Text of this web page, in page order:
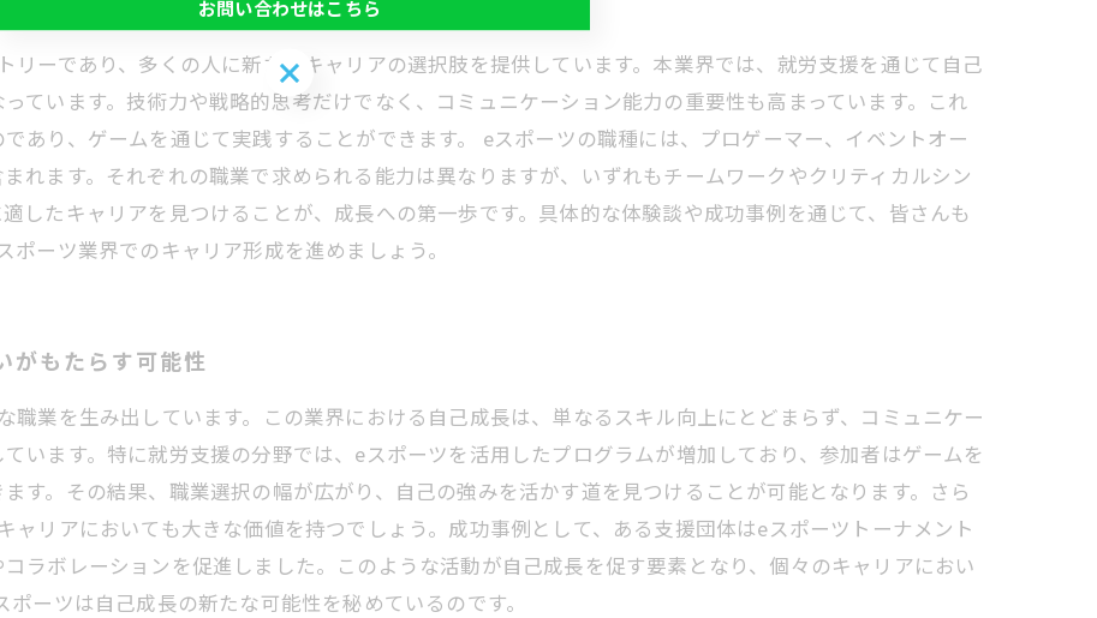
ツ業界でのキャリア形成
リーであり、多くの人に新たなキャリアの選択肢を提供しています。本業界では、就労支援を通じて自己
ています。技術力や戦略的思考だけでなく、コミュニケーション能力の重要性も高まっています。これ
あり、ゲームを通じて実践することができます。 eスポーツの職種には、プロゲーマー、イベントオー
れます。それぞれの職業で求められる能力は異なりますが、いずれもチームワークやクリティカルシン
したキャリアを見つけることが、成長への第一歩です。具体的な体験談や成功事例を通じて、皆さんも
ーツ業界でのキャリア形成を進めましょう。
がもたらす可能性
職業を生み出しています。この業界における自己成長は、単なるスキル向上にとどまらず、コミュニケー
います。特に就労支援の分野では、eスポーツを活用したプログラムが増加しており、参加者はゲームを
す。その結果、職業選択の幅が広がり、自己の強みを活かす道を見つけることが可能となります。さら
ャリアにおいても大きな価値を持つでしょう。成功事例として、ある支援団体はeスポーツトーナメント
ラボレーションを促進しました。このような活動が自己成長を促す要素となり、個々のキャリアにおい
ーツは自己成長の新たな可能性を秘めているのです。
お問い合わせはこちら
お問い合わせはこちら